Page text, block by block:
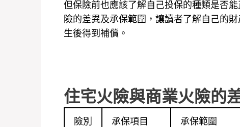
但保險前也應該了解自己投保的種類是否
險的差異及承保範圍，讓讀者了解自己的
生後得到補償。
住宅火險與商業火險的
險別 承保項目 承保範圍